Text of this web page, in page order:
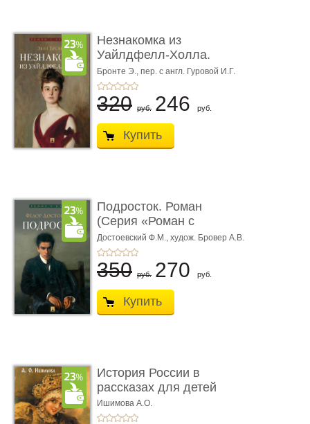
Незнакомка из
Уайлдфелл-Холла.
Роман (Серия «Р� ...
Бронте Э., пер. с англ. Гуровой И.Г.
320 руб. 246 руб.
Купить
Подросток. Роман
(Серия «Роман с
книгой»)
Достоевский Ф.М., худож. Бровер А.В.
350 руб. 270 руб.
Купить
История России в
рассказах для детей
Ишимова А.О.